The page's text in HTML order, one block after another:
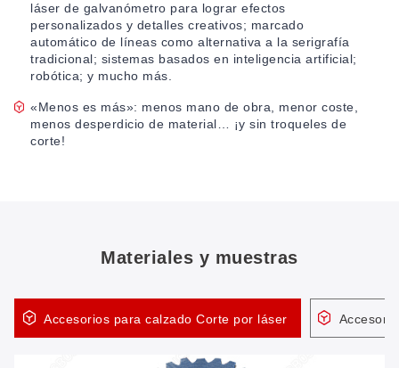
láser de galvanómetro para lograr efectos
personalizados y detalles creativos; marcado
automático de líneas como alternativa a la serigrafía
tradicional; sistemas basados en inteligencia artificial;
robótica; y mucho más.
«Menos es más»: menos mano de obra, menor coste,
menos desperdicio de material… ¡y sin troqueles de
corte!
Materiales y muestras
Accesorios para calzado Corte por láser